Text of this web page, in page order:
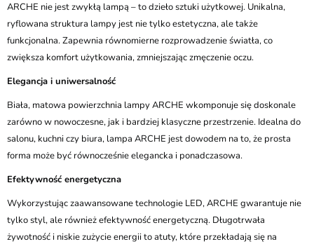
ARCHE nie jest zwykłą lampą – to dzieło sztuki użytkowej. Unikalna,
ryflowana struktura lampy jest nie tylko estetyczna, ale także
funkcjonalna. Zapewnia równomierne rozprowadzenie światła, co
zwiększa komfort użytkowania, zmniejszając zmęczenie oczu.
Elegancja i uniwersalność
Biała, matowa powierzchnia lampy ARCHE wkomponuje się doskonale
zarówno w nowoczesne, jak i bardziej klasyczne przestrzenie. Idealna do
salonu, kuchni czy biura, lampa ARCHE jest dowodem na to, że prosta
forma może być równocześnie elegancka i ponadczasowa.
Efektywność energetyczna
Wykorzystując zaawansowane technologie LED, ARCHE gwarantuje nie
tylko styl, ale również efektywność energetyczną. Długotrwała
żywotność i niskie zużycie energii to atuty, które przekładają się na